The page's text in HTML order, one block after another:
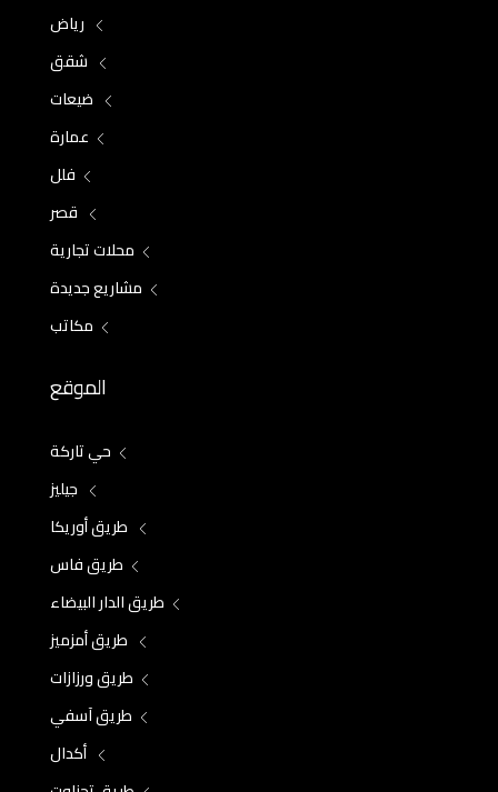
رياض
شقق
ضيعات
عمارة
فلل
قصر
محلات تجارية
مشاريع جديدة
مكاتب
الموقع
حي تاركة
جيليز
طريق أوريكا
طريق فاس
طريق الدار البيضاء
طريق أمزميز
طريق ورزازات
طريق آسفي
أكدال